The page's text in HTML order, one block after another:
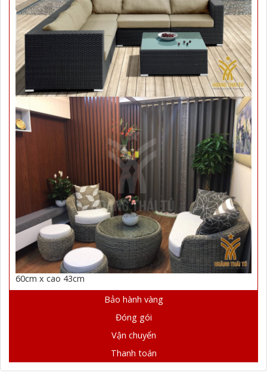
60cm x cao 43cm
Bảo hành vàng
Đóng gói
Vận chuyển
Thanh toán